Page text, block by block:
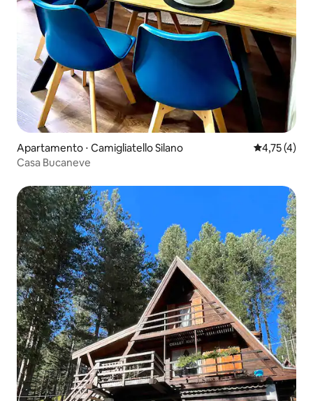
Apartamento ⋅ Camigliatello Silano 4,75 de
4,75 (4)
Casa Bucaneve